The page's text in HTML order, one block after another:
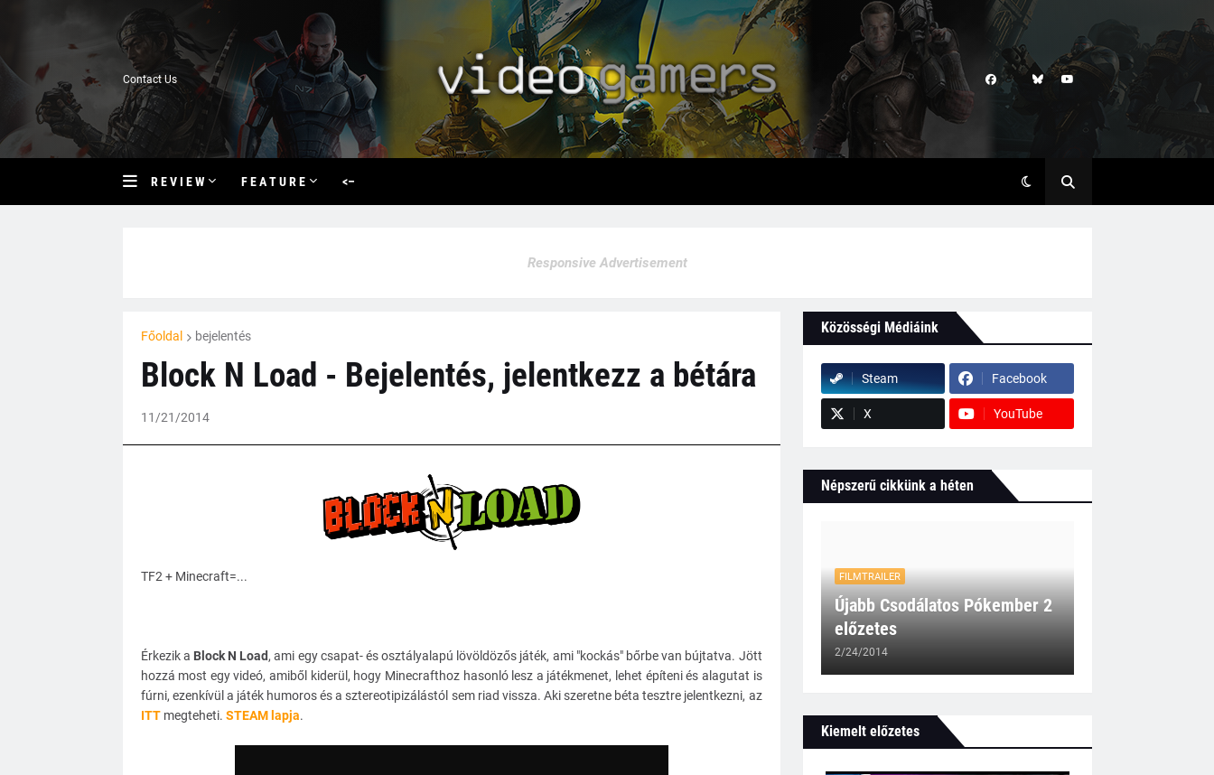
Contact Us
R E V I E W F E A T U R E <–
Responsive Advertisement
Főoldal bejelentés
Block N Load - Bejelentés, jelentkezz a bétára
11/21/2014
TF2 + Minecraft=...
Érkezik a Block N Load, ami egy csapat- és osztályalapú lövöldözős játék, ami "kockás" bőrbe van bújtatva. Jött
hozzá most egy videó, amiből kiderül, hogy Minecrafthoz hasonló lesz a játékmenet, lehet építeni és alagutat is
fúrni, ezenkívül a játék humoros és a sztereotipizálástól sem riad vissza. Aki szeretne béta tesztre jelentkezni, az
ITTmegteheti. STEAM lapja.
Közösségi Médiáink
Steam Facebook
X YouTube
Népszerű cikkünk a héten
FILMTRAILER
Újabb Csodálatos Pókember 2
előzetes
2/24/2014
Kiemelt előzetes